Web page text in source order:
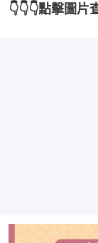
👇👇👇點擊圖片